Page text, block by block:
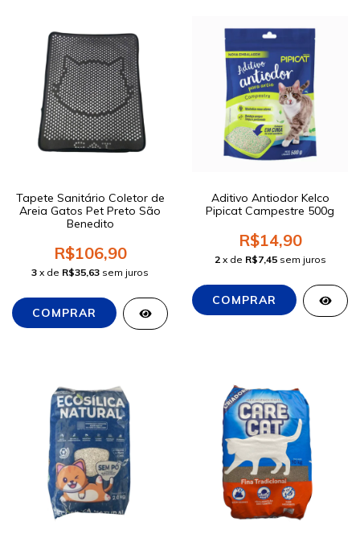
Tapete Sanitário Coletor de
Areia Gatos Pet Preto São
Benedito
R$106,90
3 x de R$35,63 sem juros
Aditivo Antiodor Kelco
Pipicat Campestre 500g
R$14,90
2 x de R$7,45 sem juros